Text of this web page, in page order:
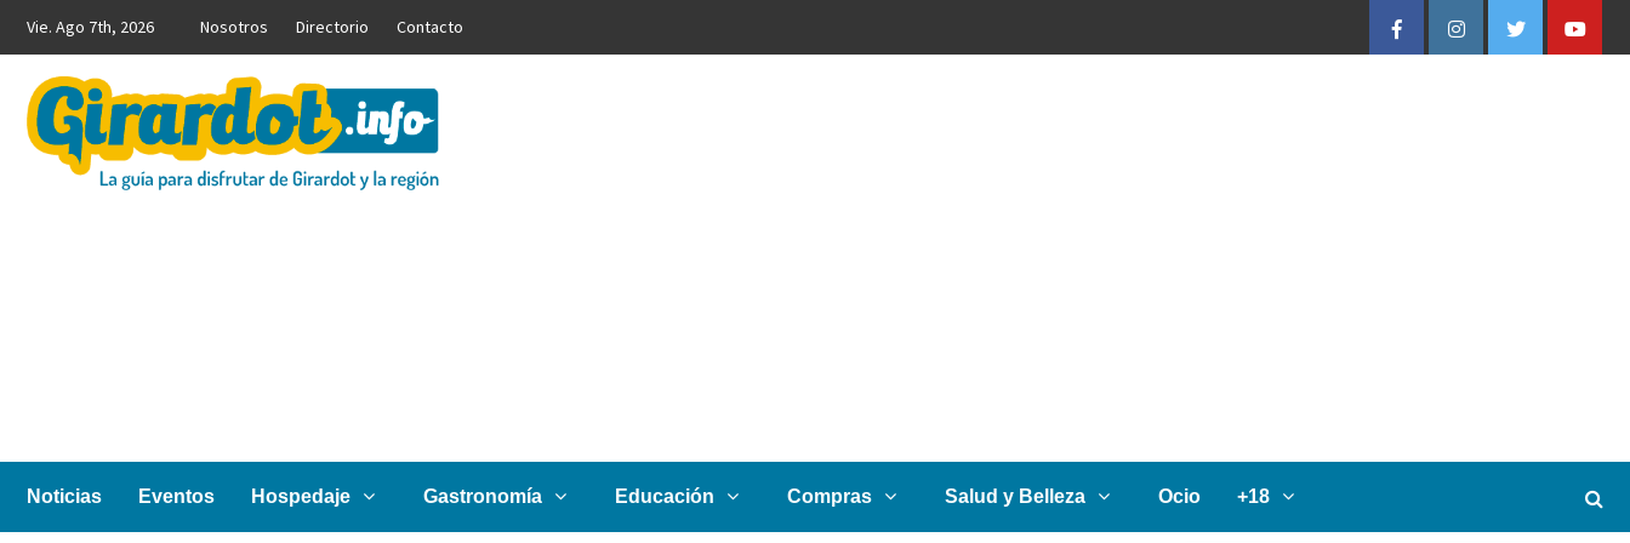
contenido
Vie. Ago 7th, 2026 Nosotros Directorio Contacto FacebookInstagramTwitterYoutube
Noticias Eventos Hospedaje Gastronomía Educación Compras Salud y Belleza Ocio +18